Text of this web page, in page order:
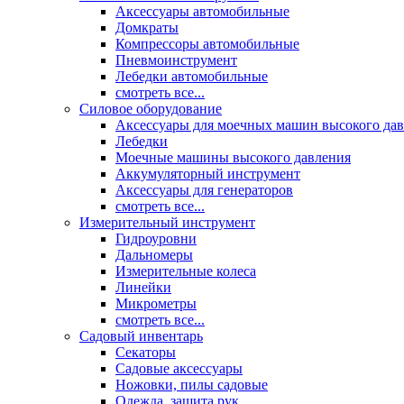
Аксессуары автомобильные
Домкраты
Компрессоры автомобильные
Пневмоинструмент
Лебедки автомобильные
смотреть все...
Силовое оборудование
Аксессуары для моечных машин высокого
Лебедки
Моечные машины высокого давления
Аккумуляторный инструмент
Аксессуары для генераторов
смотреть все...
Измерительный инструмент
Гидроуровни
Дальномеры
Измерительные колеса
Линейки
Микрометры
смотреть все...
Садовый инвентарь
Секаторы
Садовые аксессуары
Ножовки, пилы садовые
Одежда, защита рук